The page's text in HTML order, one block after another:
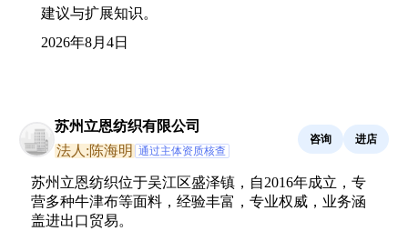
建议与扩展知识。
2026年8月4日
苏州立恩纺织有限公司
法人:陈海明 通过主体资质核查
咨询 进店
苏州立恩纺织位于吴江区盛泽镇，自2016年成立，专
营多种牛津布等面料，经验丰富，专业权威，业务涵
盖进出口贸易。